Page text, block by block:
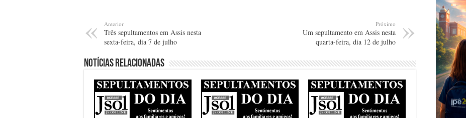
Anterior
Três sepultamentos em Assis nesta
sexta-feira, dia 7 de julho
Próximo
Um sepultamento em Assis nesta
quarta-feira, dia 12 de julho
Notícias relacionadas